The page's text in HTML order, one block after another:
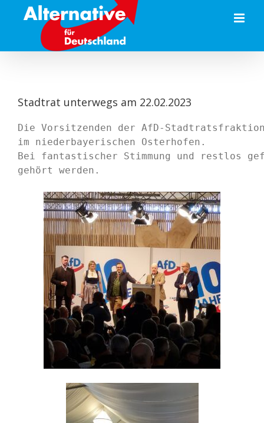
Stadtrat unterwegs am 22.02.2023
Die Vorsitzenden der AfD-
im niederbayerischen Osterhofen.
Bei fantastischer Stimmung und restlos
gehört werden.